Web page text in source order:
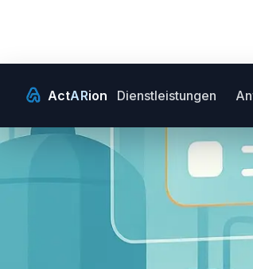
ActARion Dienstleistungen